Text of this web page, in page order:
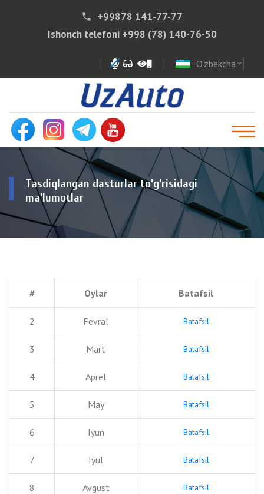
phone
+99878 141-77-77
Ishonch telefoni +998 (78) 140-76-50
O'zbekcha expand_more
Tasdiqlangan dasturlar to‘g‘risidagi
ma'lumotlar
# Oylar Batafsil
2 Fevral Batafsil
3 Mart Batafsil
4 Aprel Batafsil
5 May Batafsil
6 Iyun Batafsil
7 Iyul Batafsil
8 Avgust Batafsil